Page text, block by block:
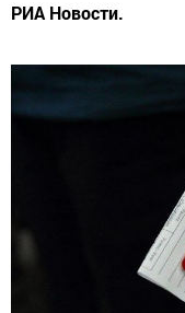
РИА Новости.